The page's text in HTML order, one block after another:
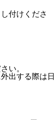
付けくださ
い。
出する際は日